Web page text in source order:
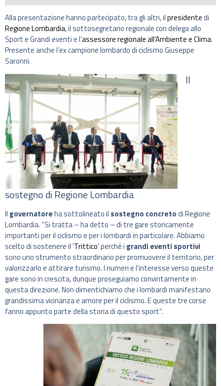
Alla presentazione hanno partecipato, tra gli altri, ilpresidentedi
Regione Lombardia, il sottosegretario regionale con delega allo
Sport e Grandi eventi e l’assessore regionale all’Ambiente e Clima.
Presente anche l’ex campione lombardo di ciclismo Giuseppe
Saronni.
Il
sostegno di Regione Lombardia
Il governatoreha sottolineato il sostegno concretodi Regione
Lombardia. “Si tratta – ha detto – di tre gare storicamente
importanti per il ciclismo e per i lombardi in particolare. Abbiamo
scelto di sostenere il ‘Trittico‘ perché i grandi eventi sportivi
sono uno strumento straordinario per promuovere il territorio, per
valorizzarlo e attirare turismo. I numeri e l’interesse verso queste
gare sono in crescita, dunque proseguiamo convintamente in
questa direzione. Non dimentichiamo che i lombardi manifestano
grandissima vicinanza e amore per il ciclismo. E queste tre corse
fanno appunto parte della storia di questo sport”.